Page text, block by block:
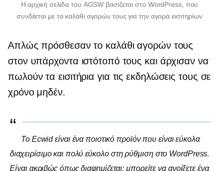
Η αρχική σελίδα του AGSW βασίζεται στο WordPress, που
συνδέεται με το καλάθι αγορών τους για την αγορά εισιτηρίων
Απλώς πρόσθεσαν το καλάθι αγορών τους
στον υπάρχοντα ιστότοπό τους και άρχισαν να
πωλούν τα εισιτήρια για τις εκδηλώσεις τους σε
χρόνο μηδέν.
Το Ecwid είναι ένα ποιοτικό προϊόν που είναι εύκολα
διαχειρίσιμο και πολύ εύκολο στη ρύθμιση στο WordPress.
Είναι ακριβώς όπως διαφημίζεται: μπορείτε να ανοίξετε ένα